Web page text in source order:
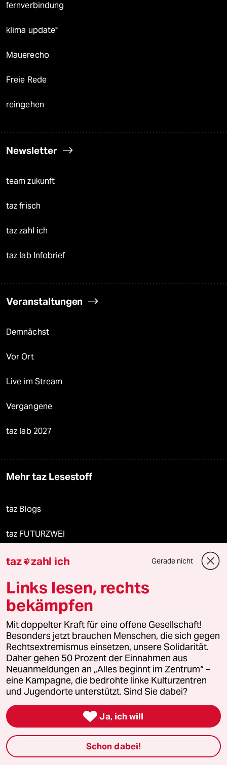
fernverbindung
klima update°
Mauerecho
Freie Rede
reingehen
Newsletter
team zukunft
taz frisch
taz zahl ich
taz lab Infobrief
Veranstaltungen
Demnächst
Vor Ort
Live im Stream
Vergangene
taz lab 2027
Mehr taz Lesestoff
taz Blogs
taz FUTURZWEI
Le Monde diplomatique
taz Archiv
Mehr taz Angebote
Reisen
Kantine
Shop
Anzeigen
taz zahl ich Gerade nicht
Links lesen, rechts
bekämpfen
Mit doppelter Kraft für eine offene Gesellschaft!
Besonders jetzt brauchen Menschen, die sich gegen
Rechtsextremismus einsetzen, unsere Solidarität.
Daher gehen 50 Prozent der Einnahmen aus
Neuanmeldungen an „Alles beginnt im Zentrum“ –
eine Kampagne, die bedrohte linke Kulturzentren
und Jugendorte unterstützt. Sind Sie dabei?
 Ja, ich will
Schon dabei!